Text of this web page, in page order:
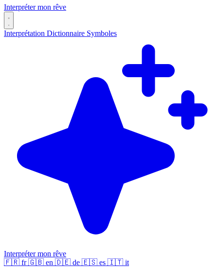
Interpréter mon rêve
Interprétation Dictionnaire Symboles
Interpréter mon rêve
🇫🇷 fr 🇬🇧 en 🇩🇪 de 🇪🇸 es 🇮🇹 it